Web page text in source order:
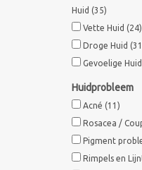
Huid (35)
Vette Huid (24)
Droge Huid
Gevoelige Huid
Huidprobleem
Acné (11)
Rosacea /
Pigment
Rimpels en